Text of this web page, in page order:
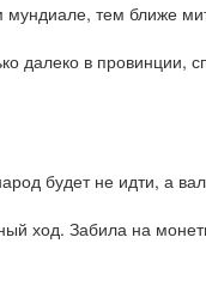
тем ближе
далеко в
будет не идти, а
ход. Забила на